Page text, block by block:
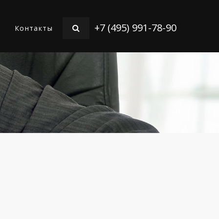
Контакты +7 (495) 991-78-90